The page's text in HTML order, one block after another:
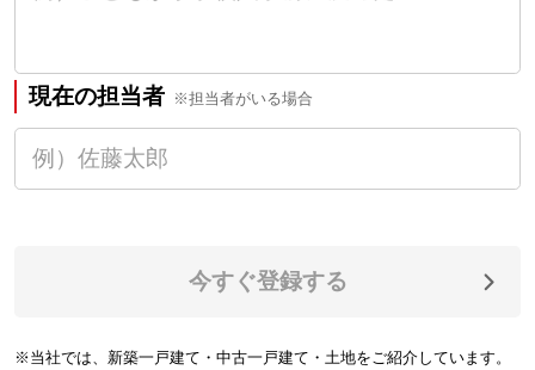
現在の担当者 ※担当者がいる場合
今すぐ登録する
※当社では、新築一戸建て・中古一戸建て・土地をご紹介しています。